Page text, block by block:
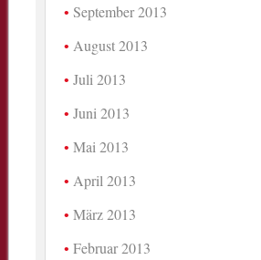
September 2013
August 2013
Juli 2013
Juni 2013
Mai 2013
April 2013
März 2013
Februar 2013